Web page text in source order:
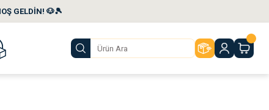
GELDİN! 🐶🎾